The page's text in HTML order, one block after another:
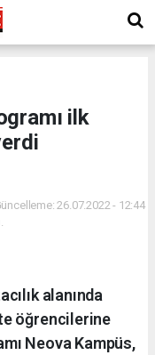
ilk
26.07.2022 - 12:44
alanında
öğrencilerine
Neova Kampüs,